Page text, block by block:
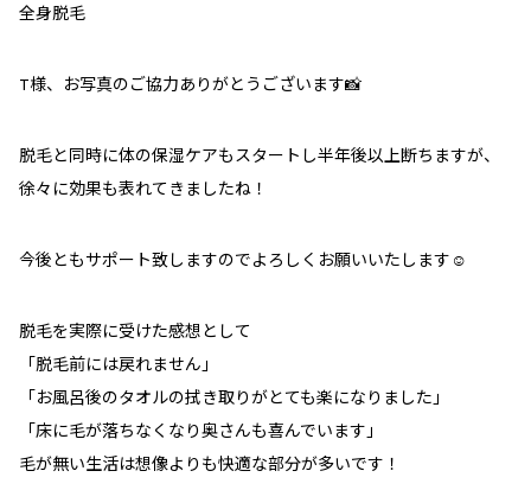
全身脱毛
T様、お写真のご協力ありがとうございます📸
脱毛と同時に体の保湿ケアもスタートし半年後以上断ちますが、
徐々に効果も表れてきましたね！
今後ともサポート致しますのでよろしくお願いいたします☺️
脱毛を実際に受けた感想として
「脱毛前には戻れません」
「お風呂後のタオルの拭き取りがとても楽になりました」
「床に毛が落ちなくなり奥さんも喜んでいます」
毛が無い生活は想像よりも快適な部分が多いです！